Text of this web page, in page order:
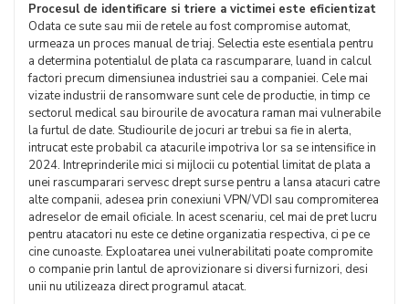
Procesul de identificare si triere a victimei este eficientizat
Odata ce sute sau mii de retele au fost compromise automat,
urmeaza un proces manual de triaj. Selectia este esentiala pentru
a determina potentialul de plata ca rascumparare, luand in calcul
factori precum dimensiunea industriei sau a companiei. Cele mai
vizate industrii de ransomware sunt cele de productie, in timp ce
sectorul medical sau birourile de avocatura raman mai vulnerabile
la furtul de date. Studiourile de jocuri ar trebui sa fie in alerta,
intrucat este probabil ca atacurile impotriva lor sa se intensifice in
2024. Intreprinderile mici si mijlocii cu potential limitat de plata a
unei rascumparari servesc drept surse pentru a lansa atacuri catre
alte companii, adesea prin conexiuni VPN/VDI sau compromiterea
adreselor de email oficiale. In acest scenariu, cel mai de pret lucru
pentru atacatori nu este ce detine organizatia respectiva, ci pe ce
cine cunoaste. Exploatarea unei vulnerabilitati poate compromite
o companie prin lantul de aprovizionare si diversi furnizori, desi
unii nu utilizeaza direct programul atacat.